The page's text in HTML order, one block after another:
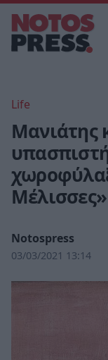
Life
Μανιάτης
Notospress
03/03/2021 13:14